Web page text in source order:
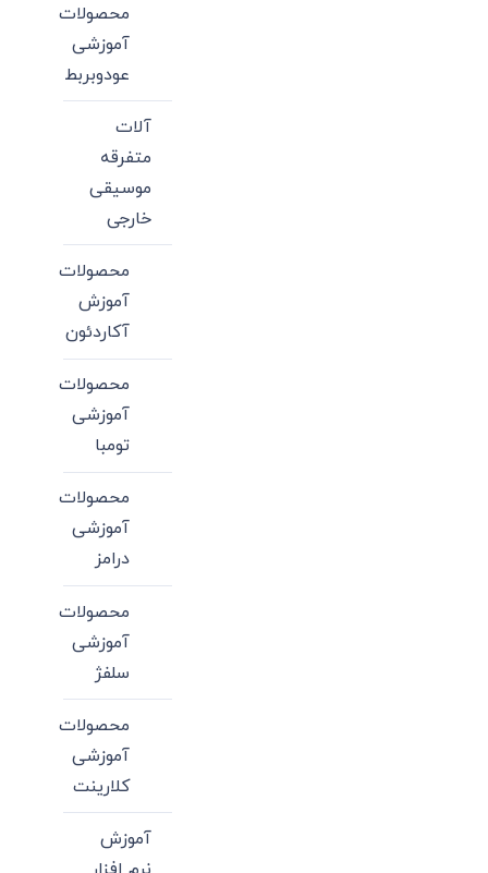
محصولات
آموزشی
عودوبربط
آلات
متفرقه
موسیقی
خارجی
محصولات
آموزش
آکاردئون
محصولات
آموزشی
تومبا
محصولات
آموزشی
درامز
محصولات
آموزشی
سلفژ
محصولات
آموزشی
کلارینت
آموزش